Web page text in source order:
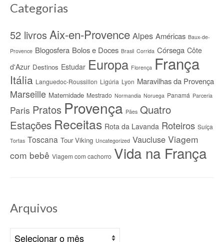
Categorias
52 livros Aix-en-Provence Alpes Américas Baux-de-
Provence Blogosfera Bolos e Doces Brasil Corrida Córsega Côte
d'Azur Destinos Estudar Europa Florença França
Itália Languedoc-Roussillon Ligúria Lyon Maravilhas da Provença
Marseille Maternidade Mestrado Normandia Noruega Panamá Parceria
Paris Pratos Provença Pães Quatro
Estações Receitas Rota da Lavanda Roteiros Suíça
Tortas Toscana Tour Viking Uncategorized Vaucluse Viagem
com bebê Viagem com cachorro Vida na França
Arquivos
Arquivos